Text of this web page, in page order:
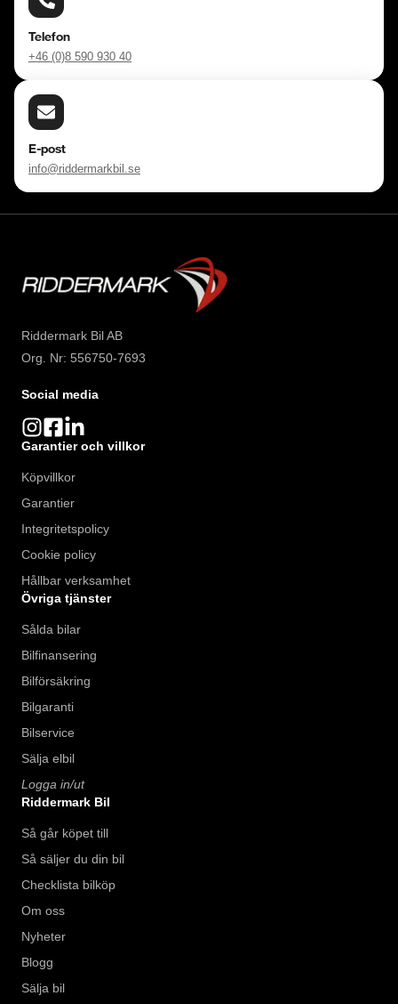
Telefon
+46 (0)8 590 930 40
E-post
info@riddermarkbil.se
Riddermark Bil AB
Org. Nr: 556750-7693
Social media
Garantier och villkor
Köpvillkor
Garantier
Integritetspolicy
Cookie policy
Hållbar verksamhet
Övriga tjänster
Sålda bilar
Bilfinansering
Bilförsäkring
Bilgaranti
Bilservice
Sälja elbil
Logga in/ut
Riddermark Bil
Så går köpet till
Så säljer du din bil
Checklista bilköp
Om oss
Nyheter
Blogg
Sälja bil